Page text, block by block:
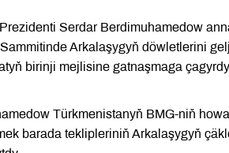
Serdar Berdimuhamedow
Arkalaşygyň döwletlerini
birinji mejlisine gatnaşmaga
Türkmenistanyň BMG-niň
barada teklipleriniň Arkalaşygyň